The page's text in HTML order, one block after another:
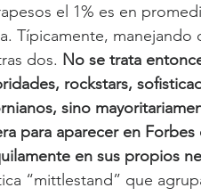
el 1% es en
Típicamente,
dos. No se trata
rockstars,
sino
para aparecer en
en sus propios
“mittlestand” que